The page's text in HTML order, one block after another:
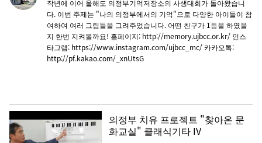
작년에 이어 올해도 의정부기억저장소의 사생대회가 돌아왔습니
다. 이번 주제는 "나의 의정부에서의 기억"으로 다양한 아이들이 참
여하여 여러 그림들을 그려주었습니다. 어떤 친구가 1등을 하였을
지 한번 지켜볼까요! 홈페이지: http://memory.ujbcc.or.kr/ 인스
타그램: https://www.instagram.com/ujbcc_mc/ 카카오톡:
http://pf.kakao.com/_xnUtsG
의정부 치유 프로젝트 "찾아온 문
화교실" 클래식기타 IV